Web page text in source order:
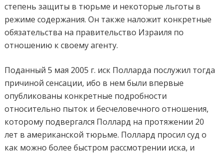
степень защиты в тюрьме и некоторые льготы в
режиме содержания. Он также наложит конкретные
обязательства на правительство Израиля по
отношению к своему агенту.
Поданный 5 мая 2005 г. иск Полларда послужил тогда
причиной сенсации, ибо в нем были впервые
опубликованы конкретные подробности
относительно пыток и бесчеловечного отношения,
которому подвергался Поллард на протяжении 20
лет в американской тюрьме. Поллард просил суд о
как можно более быстром рассмотрении иска, и